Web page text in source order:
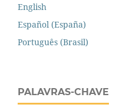
English
Español (España)
Português (Brasil)
PALAVRAS-CHAVE